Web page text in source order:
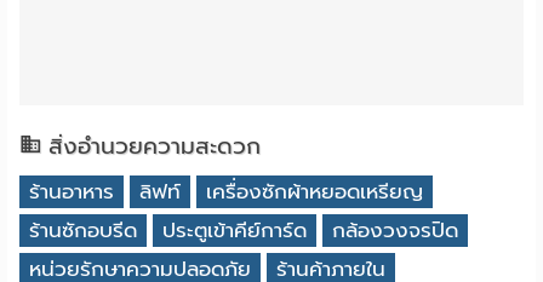
สิ่งอำนวยความสะดวก
ร้านอาหาร ลิฟท์
เครื่องซักผ้าหยอดเหรียญ
ร้านซักอบรีด
ประตูเข้าคีย์การ์ด
กล้องวงจรปิด
หน่วยรักษาความปลอดภัย
ร้านค้าภายใน